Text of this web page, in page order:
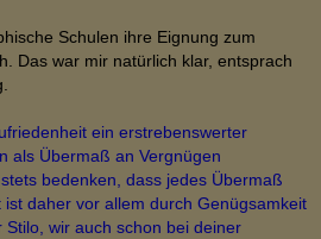
Schulen ihre Eignung zum
Das war mir natürlich klar, entsprach
ein erstrebenswerter
als Übermaß an Vergnügen
bedenken, dass jedes Übermaß
daher vor allem durch Genügsamkeit
wir auch schon bei deiner